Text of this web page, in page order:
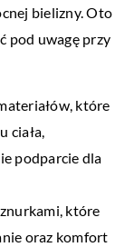
bielizny. Oto
pod uwagę przy
które
ciała,
podparcie dla
które
oraz komfort